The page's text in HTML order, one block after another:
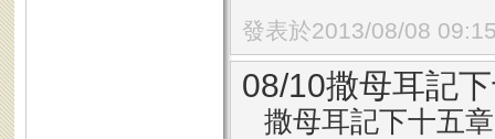
發表於2013/08/08
08/10撒母耳記
撒母耳記下十五